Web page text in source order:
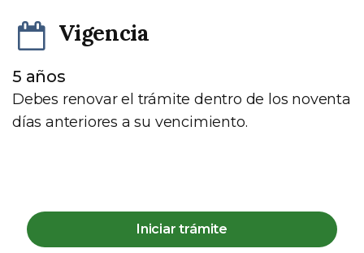
Vigencia
5 años
Debes renovar el trámite dentro de los noventa
días anteriores a su vencimiento.
Iniciar trámite